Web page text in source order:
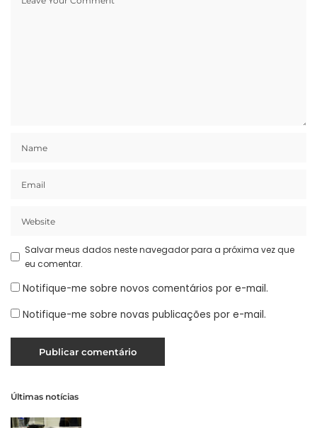
Salvar meus dados neste navegador para a próxima vez que
eu comentar.
Notifique-me sobre novos comentários por e-mail.
Notifique-me sobre novas publicações por e-mail.
Últimas notícias